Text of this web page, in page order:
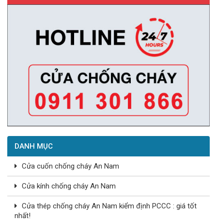
DANH MỤC
Cửa cuốn chống cháy An Nam
Cửa kính chống cháy An Nam
Cửa thép chống cháy An Nam kiểm định PCCC : giá tốt
nhất!